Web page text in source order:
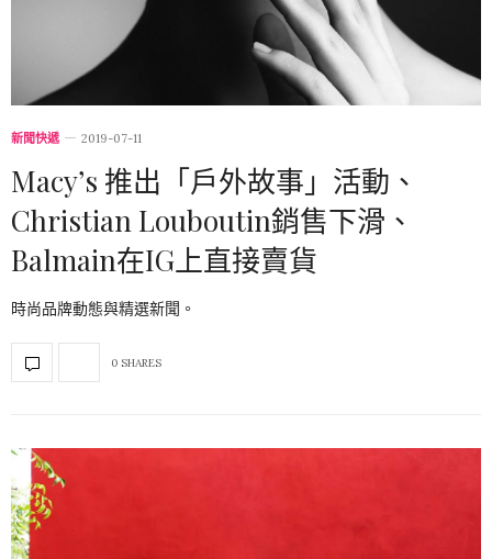
新聞快遞 2019-07-11
Macy’s 推出「戶外故事」活動、
Christian Louboutin銷售下滑、
Balmain在IG上直接賣貨
時尚品牌動態與精選新聞。
0 SHARES